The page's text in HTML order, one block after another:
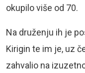
okupilo više od 70.
Na druženju ih je
Kirigin te im je, uz
zahvalio na